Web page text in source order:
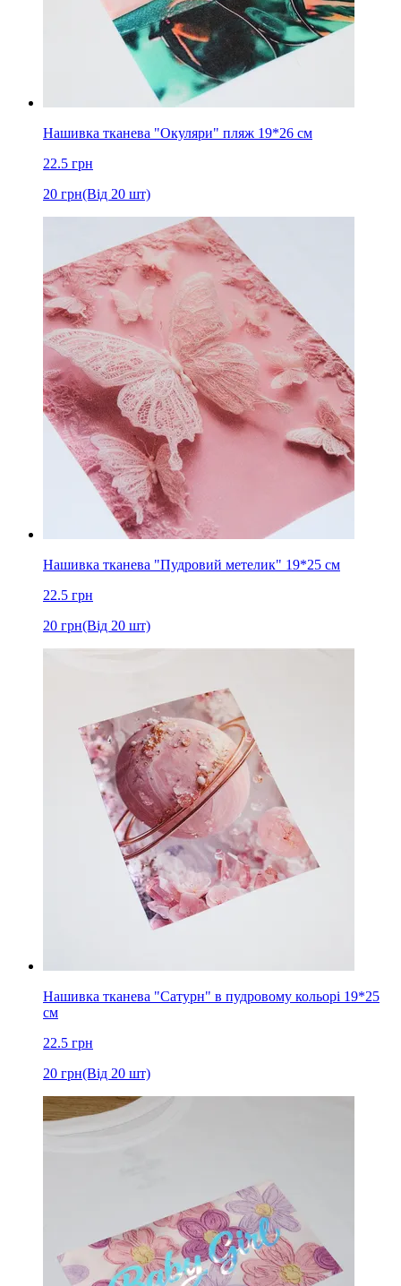
Нашивка тканева "Окуляри" пляж 19*26 см
22.5 грн
20 грн(Від 20 шт)
Нашивка тканева "Пудровий метелик" 19*25 см
22.5 грн
20 грн(Від 20 шт)
Нашивка тканева "Сатурн" в пудровому кольорі 19*25
см
22.5 грн
20 грн(Від 20 шт)